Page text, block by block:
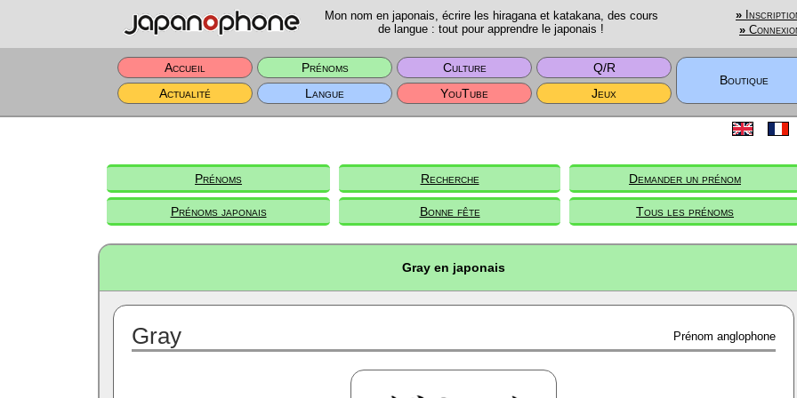
Mon nom en japonais, écrire les hiragana et katakana, des cours
de langue : tout pour apprendre le japonais !
»
»
Accueil Prénoms Culture
Q/R
Boutique
Actualité
Langue YouTube Jeux
Prénoms Recherche Demander un prénom
Prénoms japonais Bonne fête Tous les prénoms
Gray en japonais
Gray Prénom anglophone